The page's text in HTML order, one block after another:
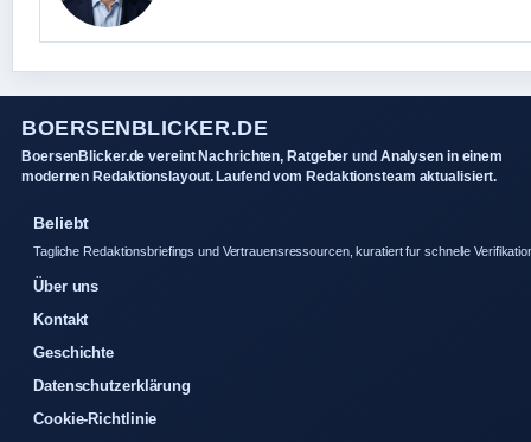
BOERSENBLICKER.DE
BoersenBlicker.de vereint Nachrichten, Ratgeber und Analysen in einem
modernen Redaktionslayout. Laufend vom Redaktionsteam aktualisiert.
Beliebt
Tagliche Redaktionsbriefings und Vertrauensressourcen, kuratiert fur schnelle
Über uns
Kontakt
Geschichte
Datenschutzerklärung
Cookie-Richtlinie